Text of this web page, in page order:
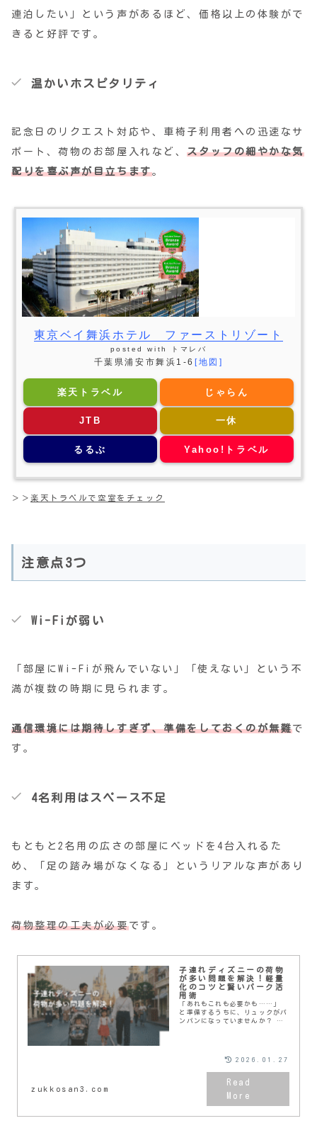
連泊したい」という声があるほど、価格以上の体験がで
きると好評です。
温かいホスピタリティ
記念日のリクエスト対応や、車椅子利用者への迅速なサ
ポート、荷物のお部屋入れなど、スタッフの細やかな気
配りを喜ぶ声が目立ちます。
東京ベイ舞浜ホテル ファーストリゾート
posted with トマレバ
千葉県浦安市舞浜1-6 [地図]
楽天トラベル じゃらん
JTB 一休
るるぶ Yahoo!トラベル
＞＞楽天トラベルで空室をチェック
注意点3つ
Wi-Fiが弱い
「部屋にWi-Fiが飛んでいない」「使えない」という不
満が複数の時期に見られます。
通信環境には期待しすぎず、準備をしておくのが無難で
す。
4名利用はスペース不足
もともと2名用の広さの部屋にベッドを4台入れるた
め、「足の踏み場がなくなる」というリアルな声があり
ます。
荷物整理の工夫が必要です。
子連れディズニーの荷物
が多い問題を解決！軽量
化のコツと賢いパーク活
用術
「あれもこれも必要かも……」
と準備するうちに、リュックがパ
ンパンになっていませんか？ 子
マの体力を奪い、せっかくの楽し
さを半減させてしまいます。 結
論 「パーク内のサービスを最大
は劇的に減らせます。 この記事
では、身軽にディズニーを楽しむ
zukkosan3.com
2026.01.27